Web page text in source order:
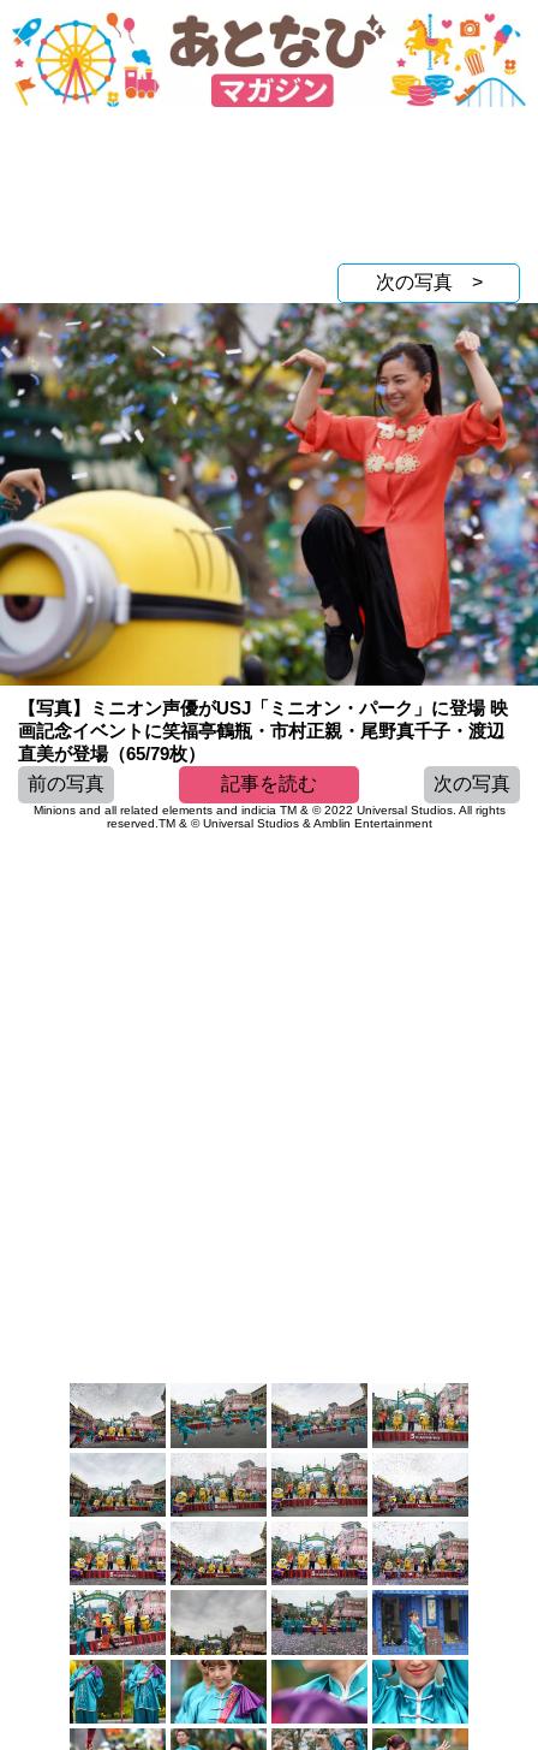
次の写真 >
【写真】ミニオン声優がUSJ「ミニオン・パーク」に登場 映
画記念イベントに笑福亭鶴瓶・市村正親・尾野真千子・渡辺
直美が登場（65/79枚）
前の写真
記事を読む 次の写真
Minions and all related elements and indicia TM & © 2022 Universal Studios. All rights
reserved.TM & © Universal Studios & Amblin Entertainment